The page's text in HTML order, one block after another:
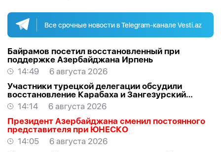
Все срочные новости в Telegram-канале Vesti.az
Байрамов посетил восстановленный при
поддержке Азербайджана Ирпень
14:49
6 августа 2026
Участники турецкой делегации обсудили
восстановление Карабаха и Зангезурский
коридор
14:14
6 августа 2026
Президент Азербайджана сменил постоянного
представителя при ЮНЕСКО
14:05
6 августа 2026